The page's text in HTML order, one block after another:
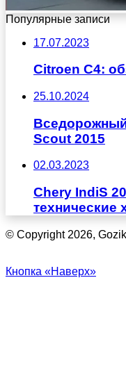
Популярные записи
17.07.2023
Citroen C4:
25.10.2024
Scout 2015
02.03.2023
Chery IndiS
технические
© Copyright 2026,
Кнопка «Наверх»